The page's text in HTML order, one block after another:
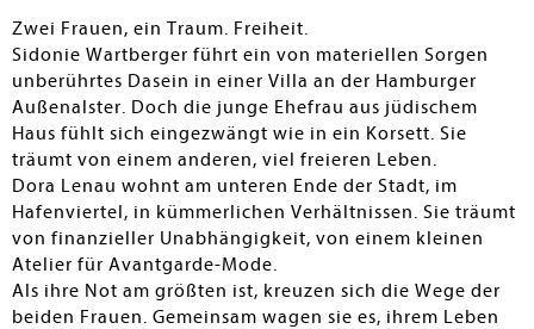
Zwei Frauen, ein Traum. Freiheit.
Sidonie Wartberger führt ein von materiellen Sorgen
unberührtes Dasein in einer Villa an der Hamburger
Außenalster. Doch die junge Ehefrau aus jüdischem
Haus fühlt sich eingezwängt wie in ein Korsett. Sie
träumt von einem anderen, viel freieren Leben.
Dora Lenau wohnt am unteren Ende der Stadt, im
Hafenviertel, in kümmerlichen Verhältnissen. Sie träumt
von finanzieller Unabhängigkeit, von einem kleinen
Atelier für Avantgarde-Mode.
Als ihre Not am größten ist, kreuzen sich die Wege der
beiden Frauen. Gemeinsam wagen sie es, ihrem Leben